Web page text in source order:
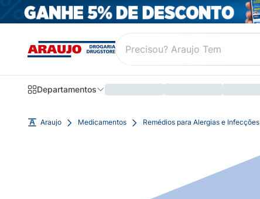
Departamentos
Araujo Medicamentos Remédios para Alergias e Infecções